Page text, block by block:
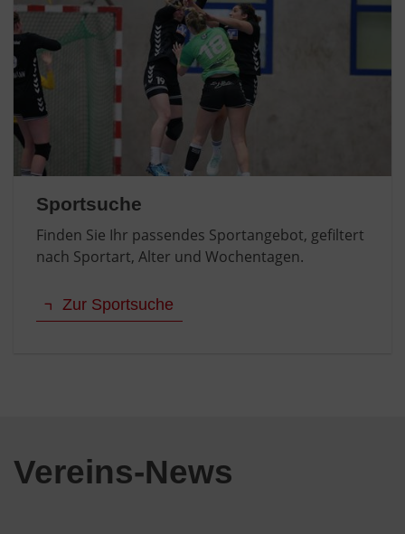
Sportsuche
Finden Sie Ihr passendes Sportangebot, gefiltert
nach Sportart, Alter und Wochentagen.
Zur Sportsuche
Vereins-News